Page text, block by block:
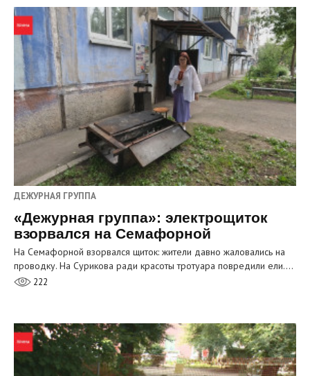
ДЕЖУРНАЯ ГРУППА
«Дежурная группа»: электрощиток
взорвался на Семафорной
На Семафорной взорвался щиток: жители давно жаловались на
проводку. На Сурикова ради красоты тротуара повредили ели.…
222